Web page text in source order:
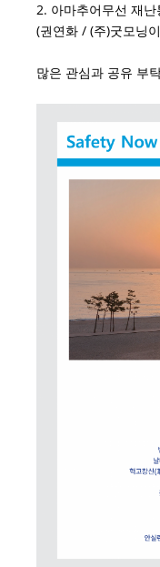
2. 아마추어무선 재
(권연화 / (주)굿모닝
많은 관심과 공유 부